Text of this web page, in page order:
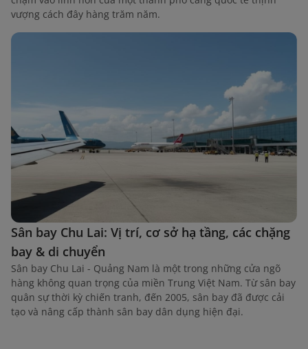
vượng cách đây hàng trăm năm.
Sân bay Chu Lai: Vị trí, cơ sở hạ tầng, các chặng
bay & di chuyển
Sân bay Chu Lai - Quảng Nam là một trong những cửa ngõ
hàng không quan trọng của miền Trung Việt Nam. Từ sân bay
quân sự thời kỳ chiến tranh, đến 2005, sân bay đã được cải
tạo và nâng cấp thành sân bay dân dụng hiện đại.